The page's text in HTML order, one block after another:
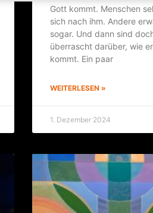
Gott kommt. Men­schen
sich nach ihm. Ande­re
sogar. Und dann sind
über­rascht dar­über, wie
kommt. Ein paar
WEITERLESEN »
1. Dezember 2024